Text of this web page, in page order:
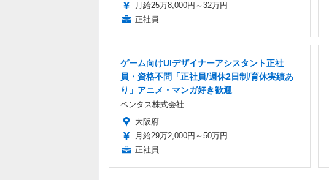
月給25万8,000円～32万円
正社員
ゲーム向けUIデザイナーアシスタント正社
員・資格不問「正社員/週休2日制/育休実績あ
り」アニメ・マンガ好き歓迎
ベンタス株式会社
大阪府
月給29万2,000円～50万円
正社員